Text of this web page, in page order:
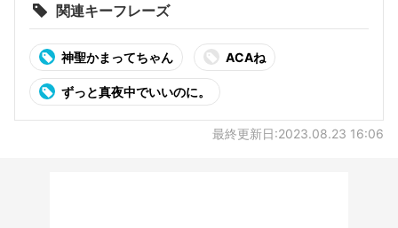
関連キーフレーズ
神聖かまってちゃん ACAね
ずっと真夜中でいいのに。
最終更新日:2023.08.23 16:06